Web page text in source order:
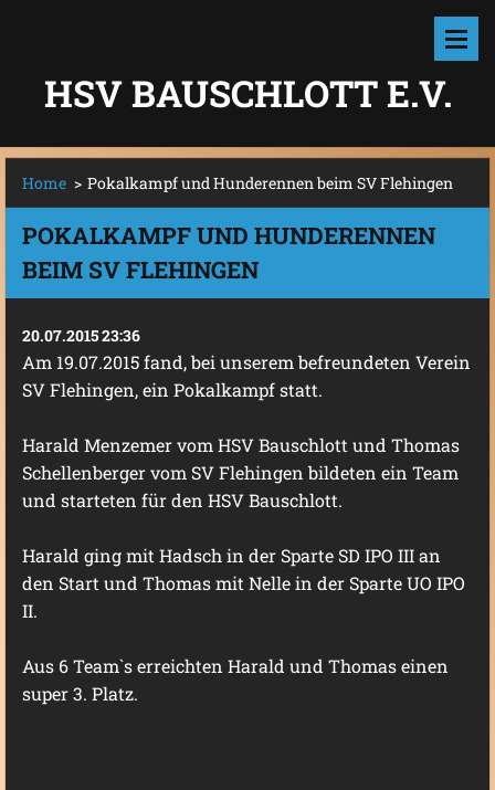
HSV BAUSCHLOTT E.V.
Home > Pokalkampf und Hunderennen beim SV Flehingen
POKALKAMPF UND HUNDERENNEN
BEIM SV FLEHINGEN
20.07.2015 23:36
Am 19.07.2015 fand, bei unserem befreundeten Verein
SV Flehingen, ein Pokalkampf statt.
Harald Menzemer vom HSV Bauschlott und Thomas
Schellenberger vom SV Flehingen bildeten ein Team
und starteten für den HSV Bauschlott.
Harald ging mit Hadsch in der Sparte SD IPO III an
den Start und Thomas mit Nelle in der Sparte UO IPO
II.
Aus 6 Team`s erreichten Harald und Thomas einen
super 3. Platz.